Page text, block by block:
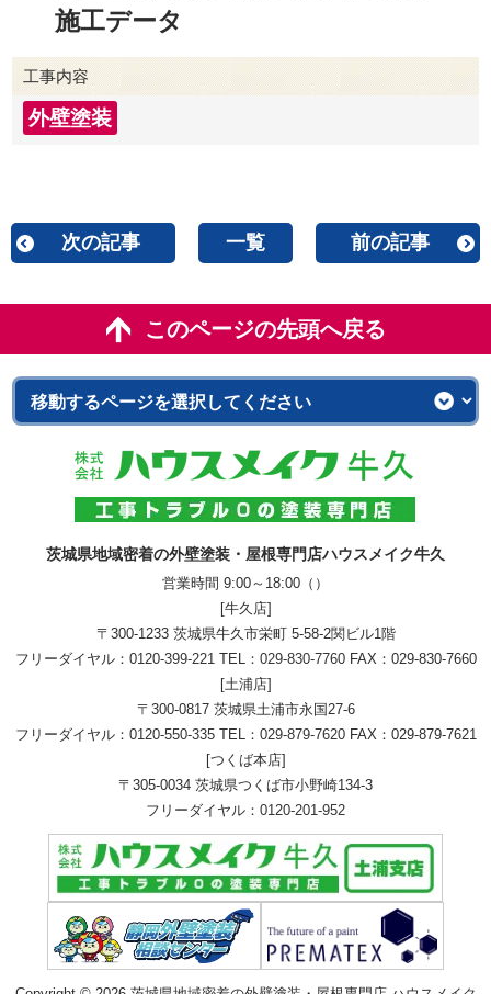
施工データ
工事内容
外壁塗装
次の記事 一覧 前の記事
このページの先頭へ戻る
茨城県地域密着の外壁塗装・屋根専門店ハウスメイク牛久
営業時間 9:00～18:00（）
[牛久店]
〒300-1233 茨城県牛久市栄町 5-58-2関ビル1階
フリーダイヤル： 0120-399-221TEL： 029-830-7760FAX：029-830-7660
[土浦店]
〒300-0817 茨城県土浦市永国27-6
フリーダイヤル： 0120-550-335TEL： 029-879-7620FAX：029-879-7621
[つくば本店]
〒305-0034 茨城県つくば市小野崎134-3
フリーダイヤル： 0120-201-952